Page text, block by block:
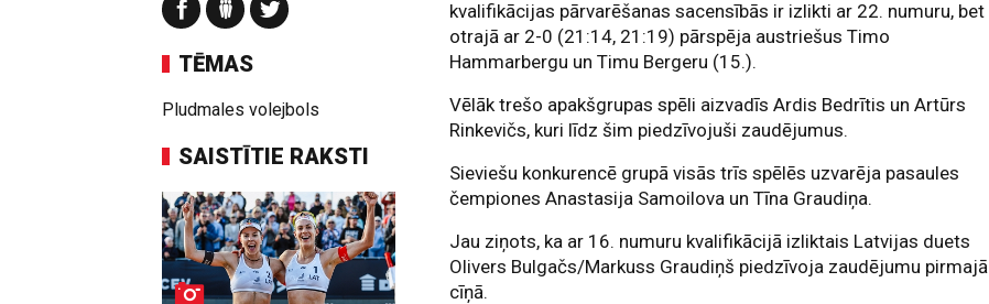
TĒMAS
Pludmales volejbols
SAISTĪTIE RAKSTI
kvalifikācijas pārvarēšanas sacensībās ir izlikti ar 22. numuru, bet
otrajā ar 2-0 (21:14, 21:19) pārspēja austriešus Timo
Hammarbergu un Timu Bergeru (15.).
Vēlāk trešo apakšgrupas spēli aizvadīs Ardis Bedrītis un Artūrs
Rinkevičs, kuri līdz šim piedzīvojuši zaudējumus.
Sieviešu konkurencē grupā visās trīs spēlēs uzvarēja pasaules
čempiones Anastasija Samoilova un Tīna Graudiņa.
Jau ziņots, ka ar 16. numuru kvalifikācijā izliktais Latvijas duets
Olivers Bulgačs/Markuss Graudiņš piedzīvoja zaudējumu pirmajā
cīņā.